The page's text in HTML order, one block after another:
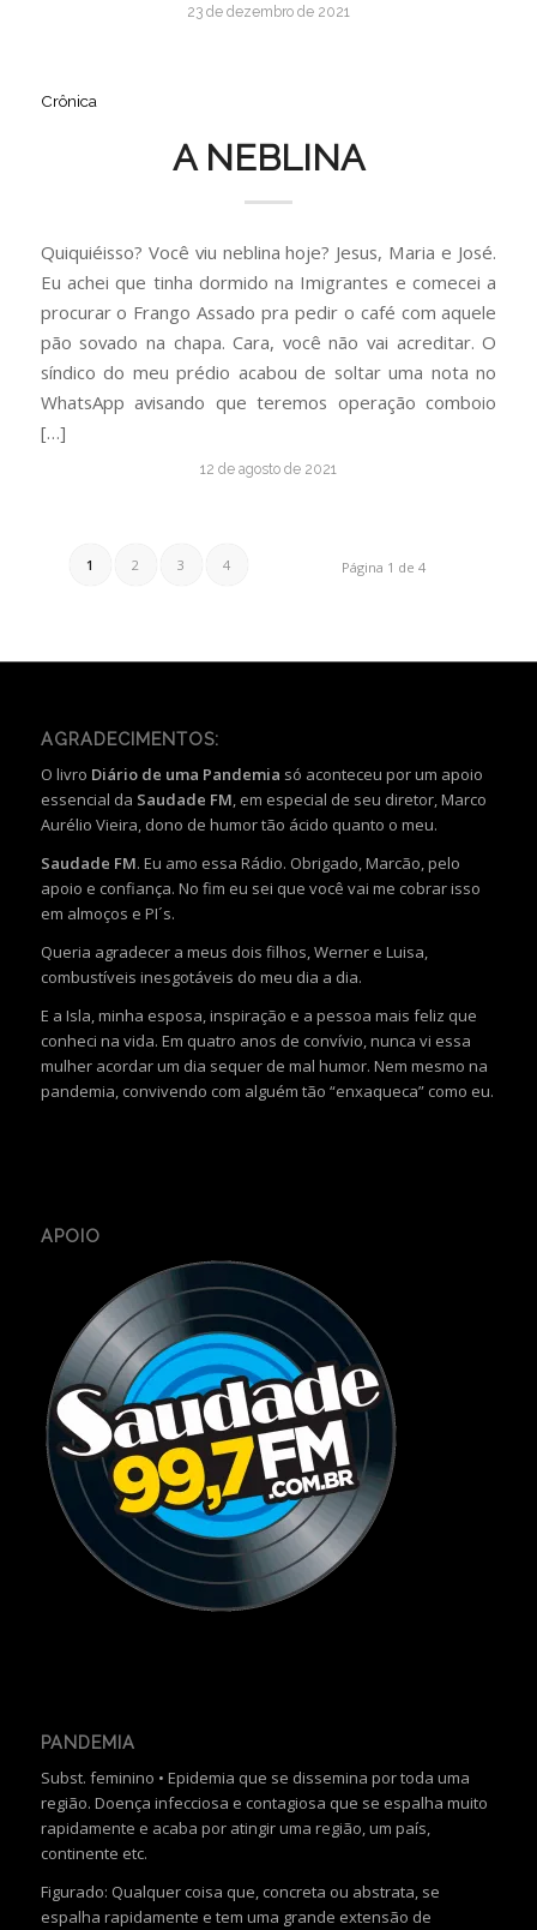
23 de dezembro de 2021
Crônica
A NEBLINA
Quiquiéisso? Você viu neblina hoje? Jesus, Maria e José.
Eu achei que tinha dormido na Imigrantes e comecei a
procurar o Frango Assado pra pedir o café com aquele
pão sovado na chapa. Cara, você não vai acreditar. O
síndico do meu prédio acabou de soltar uma nota no
WhatsApp avisando que teremos operação comboio
[…]
12 de agosto de 2021
Página 1 de 4
1 2 3 4
AGRADECIMENTOS:
O livro Diário de uma Pandemia só aconteceu por um apoio
essencial da Saudade FM, em especial de seu diretor, Marco
Aurélio Vieira, dono de humor tão ácido quanto o meu.
Saudade FM. Eu amo essa Rádio. Obrigado, Marcão, pelo
apoio e confiança. No fim eu sei que você vai me cobrar isso
em almoços e PI´s.
Queria agradecer a meus dois filhos, Werner e Luisa,
combustíveis inesgotáveis do meu dia a dia.
E a Isla, minha esposa, inspiração e a pessoa mais feliz que
conheci na vida. Em quatro anos de convívio, nunca vi essa
mulher acordar um dia sequer de mal humor. Nem mesmo na
pandemia, convivendo com alguém tão “enxaqueca” como eu.
APOIO
PANDEMIA
Subst. feminino • Epidemia que se dissemina por toda uma
região. Doença infecciosa e contagiosa que se espalha muito
rapidamente e acaba por atingir uma região, um país,
continente etc.
Figurado: Qualquer coisa que, concreta ou abstrata, se
espalha rapidamente e tem uma grande extensão de